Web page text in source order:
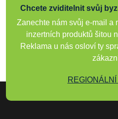
Chcete zviditelnit svůj
Zanechte nám svůj e-mail a
inzertních produktů šitou
Reklama u nás osloví ty